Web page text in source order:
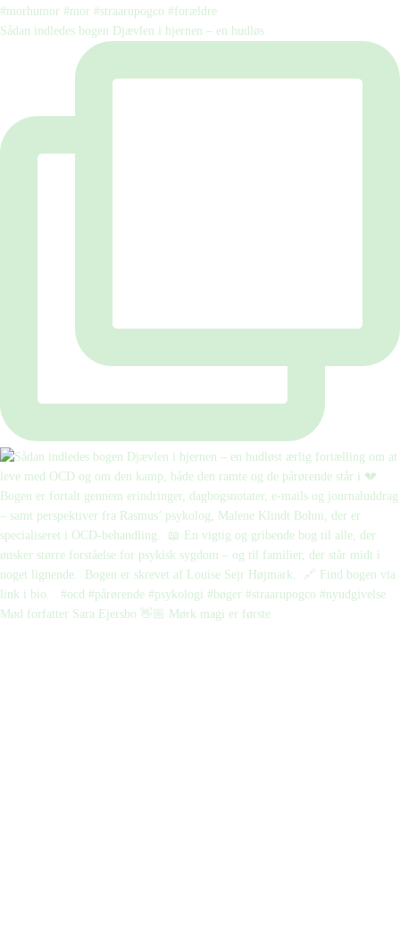
Sådan indledes bogen Djævlen i hjernen – en hudløs
Mød forfatter Sara Ejersbo 👋🏼 Mørk magi er første